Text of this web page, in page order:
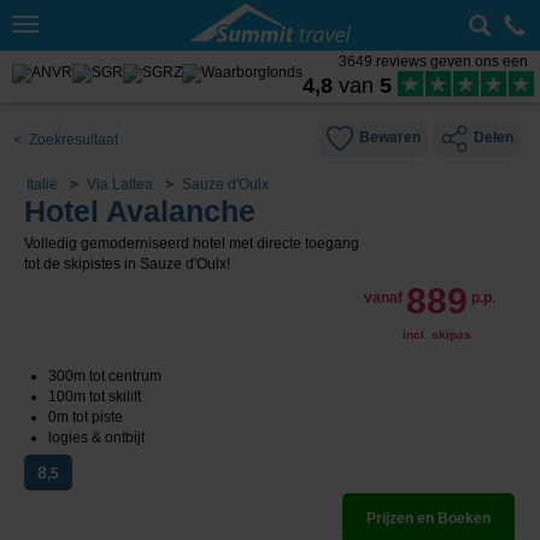
Toggle
3649 reviews geven ons een
4,8 van 5
< Zoekresultaat Bewaren Delen
Italië Via Lattea Sauze d'Oulx
Hotel Avalanche
Volledig gemoderniseerd hotel met directe toegang
tot de skipistes in Sauze d'Oulx!
vanaf 889 p.p.
incl. skipas
300m tot centrum
100m tot skilift
0m tot piste
logies & ontbijt
8,5
Prijzen en Boeken